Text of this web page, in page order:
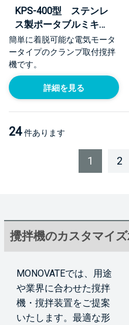
KPS-400型 ステンレ
ス製ポータブルミキサ
ー
簡単に着脱可能な電気モータ
ータイプのクランプ取付撹拌
機です。
詳細を見る
24 件あります
1 2
攪拌機のカスタマイ
MONOVATEでは、用途
や業界に合わせた撹拌
機・撹拌装置をご提案
いたします。最適な形